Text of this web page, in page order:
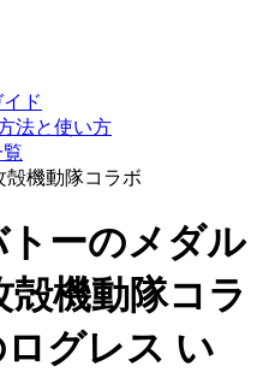
ド
法と使い方
殻機動隊コラボ
トーのメダル
殻機動隊コラ
グレス い